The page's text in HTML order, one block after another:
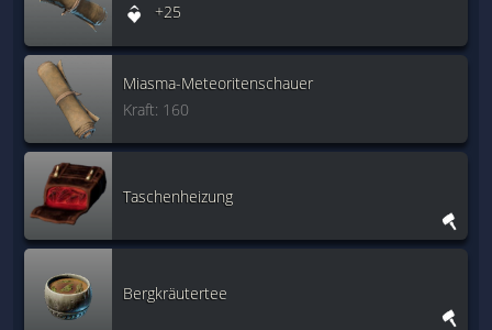
+25
Miasma-Meteoritenschauer
Kraft: 160
Taschenheizung
Bergkräutertee